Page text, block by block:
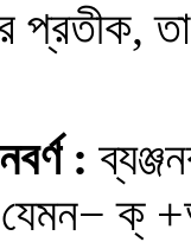
প্রতীক,
:
− ক্